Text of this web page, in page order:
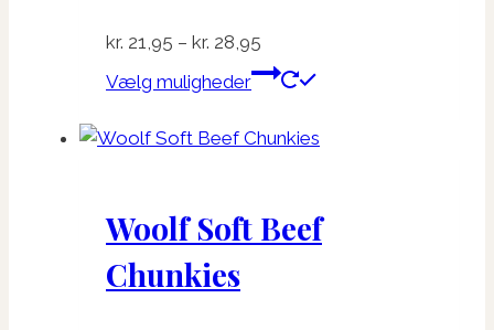
kr. 21,95 – kr. 28,95
kr. 21,95
kr. 28,95
Vælg muligheder
Dette
har
Mulighederne
kan
Woolf Soft Beef
Chunkies